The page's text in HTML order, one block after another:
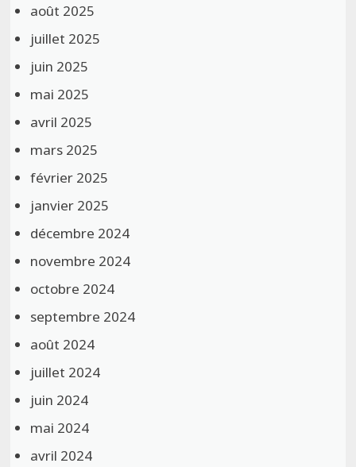
août 2025
juillet 2025
juin 2025
mai 2025
avril 2025
mars 2025
février 2025
janvier 2025
décembre 2024
novembre 2024
octobre 2024
septembre 2024
août 2024
juillet 2024
juin 2024
mai 2024
avril 2024